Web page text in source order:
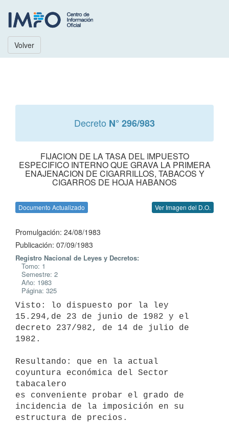
Volver
Decreto N° 296/983
FIJACION DE LA TASA DEL IMPUESTO
ESPECIFICO INTERNO QUE GRAVA LA PRIMERA
ENAJENACION DE CIGARRILLOS, TABACOS Y
CIGARROS DE HOJA HABANOS
Documento Actualizado Ver Imagen del D.O.
Promulgación: 24/08/1983
Publicación: 07/09/1983
Registro Nacional de Leyes y Decretos:
Tomo: 1
Semestre: 2
Año: 1983
Página: 325
Visto: lo dispuesto por la ley
15.294,de 23 de junio de 1982 y el
decreto 237/982, de 14 de julio de
1982.
Resultando: que en la actual
coyuntura económica del Sector
tabacalero
es conveniente probar el grado de
incidencia de la imposición en su
estructura de precios.